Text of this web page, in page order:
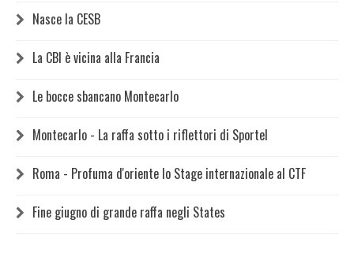
Nasce la CESB
La CBI è vicina alla Francia
Le bocce sbancano Montecarlo
Montecarlo - La raffa sotto i riflettori di Sportel
Roma - Profuma d'oriente lo Stage internazionale al CTF
Fine giugno di grande raffa negli States